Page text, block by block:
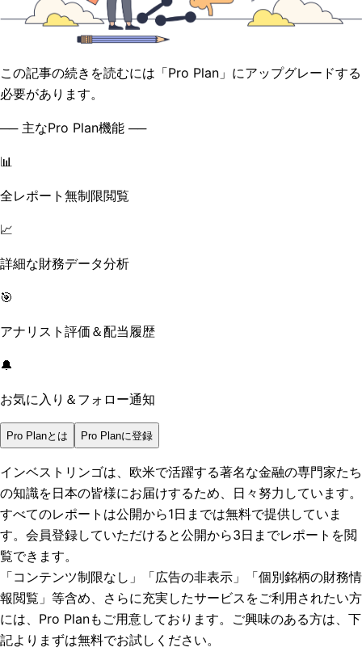
この記事の続きを読むには「Pro Plan」にアップグレードする
必要があります。
── 主なPro Plan機能 ──
📊
全レポート無制限閲覧
📈
詳細な財務データ分析
🎯
アナリスト評価＆配当履歴
🔔
お気に入り＆フォロー通知
Pro Planとは Pro Planに登録
インベストリンゴは、欧米で活躍する著名な金融の専門家たち
の知識を日本の皆様にお届けするため、日々努力しています。
すべてのレポートは公開から1日までは無料で提供していま
す。会員登録していただけると公開から3日までレポートを閲
覧できます。
「コンテンツ制限なし」「広告の非表示」「個別銘柄の財務情
報閲覧」 等含め、さらに充実したサービスをご利用されたい方
には、Pro Planもご用意しております。ご興味のある方は、下
記よりまずは無料でお試しください。